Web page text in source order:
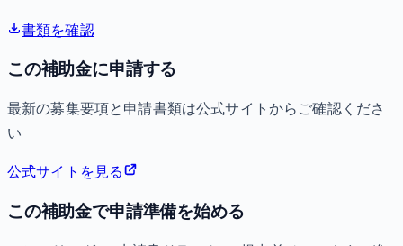
書類を確認
この補助金に申請する
最新の募集要項と申請書類は公式サイトからご確認くださ
い
公式サイトを見る
この補助金で申請準備を始める